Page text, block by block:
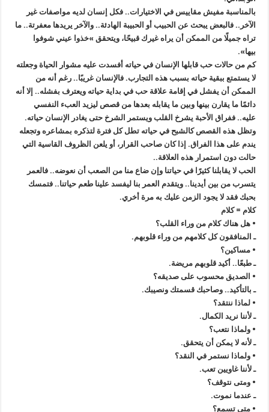
بالمناسبة مفيش مقاييس في الاختيارات.. فكل إنسان لديه مواصفات غير
الآخر.. فالبعض يبحث عن الحبيب أو الحبيبة الهادئة.. والآخر يريدها معفرتة.. ما
تراه جميلًا من الممكن أن يراه غيرك قبيحًا، ويتحقق »خذوا عيني شوفوا
بيها»‬.
كم من حالات حب قابلها الإنسان في حياته أفسدت عليه مشوار الحياة وجعلته
لا يستمتع ببقية حياته بسبب هذه التجارب. فالإنسان غريبًا.. رغم أنه من
الممكن أن يفشل في إقامة علاقة حب في بداية حياته ويعترف بفشله.. إلا أنه
دائمًا ما يقارن بينها وبين ما يقابله بعدها من قصص ليزيد العبء النفسي
عليه.. ففراق الأحبة يشرخ القلب ويستمر الشرخ حتى يغادر الإنسان حياته.
وتظل هذه القصص كالشبح في حياته تطل كل فترة لتذكره بمشاعره وتجعله
يندم على هذا الفراق. إذا كان صاحب القرار، أو يلعن الظروف القاسية التي
حالت دون استمرار هذه العلاقة..
الحب لا يقابلنا كثيرًا في حياتنا وإن ضاع منا من الصعب أن نعوضه.. فالعمر
يتسرب من بين أيدينا.. ويتقدم العمر بنا ليفسد علينا طعم حياتنا.. فتمسك
بحبك فقد لا يجود الزمن عليك به مرة أخري.
كلام = كلام
• هل هناك كلام من وراء القلب؟
ـ المنافقون كل كلامهم من وراء قلوبهم.
• مساكين؟
ـ طبعًا.. أكيد قلوبهم مريضة.
• الصديق محسوب على صديقه؟
ـ بالتأكيد.. وصاحبك قسمتك ونصيبك.
• لماذا ننتقد؟
ـ لأننا نريد الكمال.
• ولماذا نتعب؟
ـ لأنه لا يمكن أن يتحقق.
• ولماذا نستمر في النقد؟
ـ لأننا غاويين تعب.
• ومتى نتوقف؟
ـ عندما نموت.
• متى تسمع؟